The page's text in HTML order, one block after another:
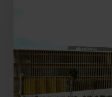
193
millones,
un
8,5